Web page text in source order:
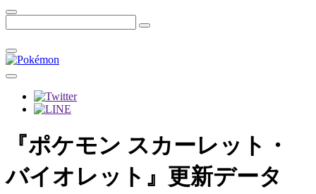
『ポケモン スカーレット・
バイオレット』更新データ